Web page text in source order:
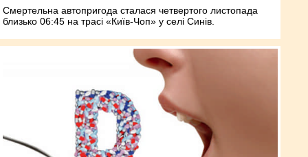
Смертельна автопригода сталася четвертого листопада
близько 06:45 на трасі «Київ-Чоп» у селі Синів.